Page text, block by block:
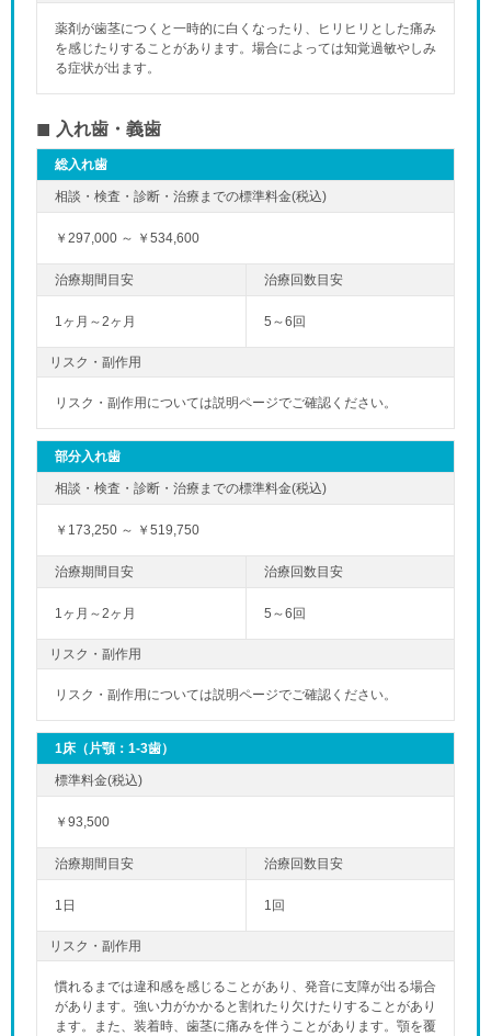
薬剤が歯茎につくと一時的に白くなったり、ヒリヒリとした痛み
を感じたりすることがあります。場合によっては知覚過敏やしみ
る症状が出ます。
入れ歯・義歯
総入れ歯
￥297,000 ～ ￥534,600
1ヶ月～2ヶ月 5～6回
リスク・副作用
リスク・副作用については説明ページでご確認ください。
部分入れ歯
￥173,250 ～ ￥519,750
1ヶ月～2ヶ月 5～6回
リスク・副作用
リスク・副作用については説明ページでご確認ください。
1床（片顎：1-3歯）
￥93,500
1日 1回
リスク・副作用
慣れるまでは違和感を感じることがあり、発音に支障が出る場合
があります。強い力がかかると割れたり欠けたりすることがあり
ます。また、装着時、歯茎に痛みを伴うことがあります。顎を覆